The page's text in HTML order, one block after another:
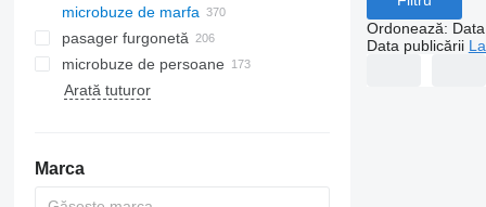
microbuze de marfa
pasager furgonetă
microbuze de persoane
Arată tuturor
Marca
Ordonează:
Data publicării